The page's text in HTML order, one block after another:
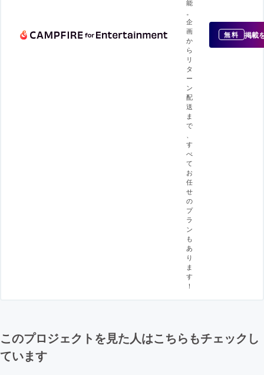
能
企
画
か
ら
リ
タ
ー
ン
配
送
ま
で
す
べ
て
お
任
せ
の
プ
ラ
ン
も
あ
り
ま
す
！
無料 掲載
このプロジェクトを見た人はこちらもチェックし
ています